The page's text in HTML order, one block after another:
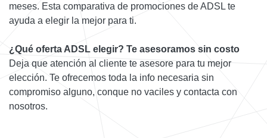
meses. Esta comparativa de promociones de ADSL te
ayuda a elegir la mejor para ti.
¿Qué oferta ADSL elegir? Te asesoramos sin costo
Deja que atención al cliente te asesore para tu mejor
elección. Te ofrecemos toda la info necesaria sin
compromiso alguno, conque no vaciles y contacta con
nosotros.